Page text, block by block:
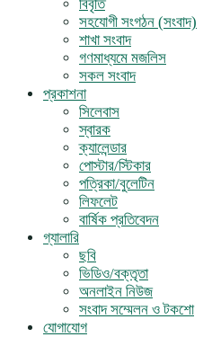
বিবৃতি
সহযোগী সংগঠন (সংবাদ)
শাখা সংবাদ
গণমাধ্যমে মজলিস
সকল সংবাদ
প্রকাশনা
সিলেবাস
স্বারক
ক্যালেন্ডার
পোস্টার/স্টিকার
পত্রিকা/বুলেটিন
লিফলেট
বার্ষিক প্রতিবেদন
গ্যালারি
ছবি
ভিডিও/বক্তৃতা
অনলাইন নিউজ
সংবাদ সম্মেলন ও টকশো
যোগাযোগ